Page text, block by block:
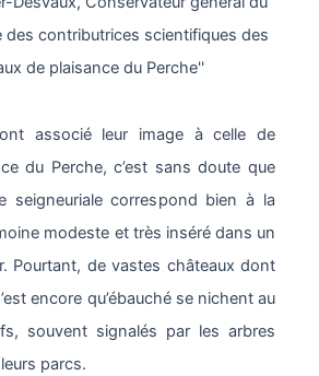
des contributrices scientifiques des
de plaisance du Perche''
associé leur image à celle de
du Perche, c’est sans doute que
seigneuriale correspond bien à la
modeste et très inséré dans un
Pourtant, de vastes châteaux dont
encore qu’ébauché se nichent au
souvent signalés par les arbres
parcs.